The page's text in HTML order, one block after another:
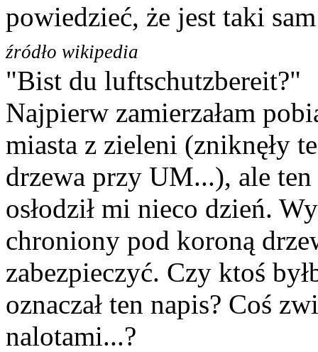
powiedzieć, że jest taki
źródło wikipedia
"Bist du luftschutzbereit?"
Najpierw zamierzałam
miasta z zieleni (zniknęły
drzewa przy UM...), ale
osłodził mi nieco dzień.
chroniony pod koroną
zabezpieczyć. Czy ktoś
oznaczał ten napis? Coś
nalotami...?